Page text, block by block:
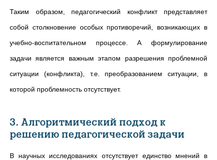
Таким образом, педагогический конфликт представляет
собой столкновение особых противоречий, возникающих в
учебно-воспитательном процессе. А формулирование
задачи является важным этапом разрешения проблемной
ситуации (конфликта), т.е. преобразованием ситуации, в
которой проблемность отсутствует.
3. Алгоритмический подход к
решению педагогической задачи
В научных исследованиях отсутствует единство мнений в